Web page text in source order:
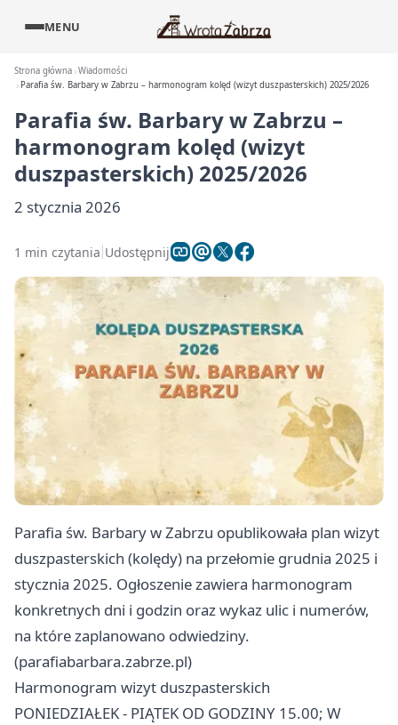
MENU
Strona główna Wiadomości
Parafia św. Barbary w Zabrzu – harmonogram kolęd (wizyt duszpasterskich) 2025/2026
Parafia św. Barbary w Zabrzu –
harmonogram kolęd (wizyt
duszpasterskich) 2025/2026
2 stycznia 2026
1 min czytania Udostępnij
Parafia św. Barbary w Zabrzu opublikowała plan wizyt
duszpasterskich (kolędy) na przełomie grudnia 2025 i
stycznia 2025. Ogłoszenie zawiera harmonogram
konkretnych dni i godzin oraz wykaz ulic i numerów,
na które zaplanowano odwiedziny.
(parafiabarbara.zabrze.pl)
Harmonogram wizyt duszpasterskich
PONIEDZIAŁEK - PIĄTEK OD GODZINY 15.00; W